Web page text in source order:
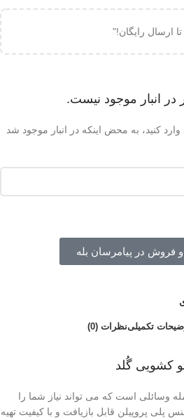
ارسال رایگان!"
انبار موجود نیست.
کنید، به محض اینکه در انبار موجود شد
فروش در پیامرسان بله
تکمیلینظرات (0)
کشویی گُلد
وسائلی است که می تواند نیاز شما را
پلی پروپیلن قابل بازیافت و با کیفیت تهیه